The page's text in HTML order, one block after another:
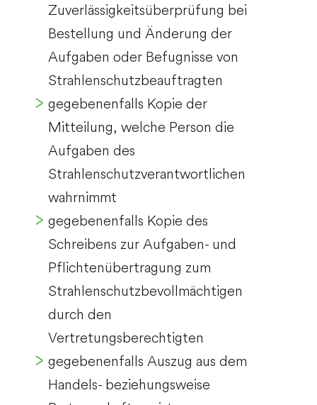
Zuverlässigkeitsüberprüfung bei
Bestellung und Änderung der
Aufgaben oder Befugnisse von
Strahlenschutzbeauftragten
gegebenenfalls Kopie der
Mitteilung, welche Person die
Aufgaben des
Strahlenschutzverantwortlichen
wahrnimmt
gegebenenfalls Kopie des
Schreibens zur Aufgaben- und
Pflichtenübertragung zum
Strahlenschutzbevollmächtigen
durch den
Vertretungsberechtigten
gegebenenfalls Auszug aus dem
Handels- beziehungsweise